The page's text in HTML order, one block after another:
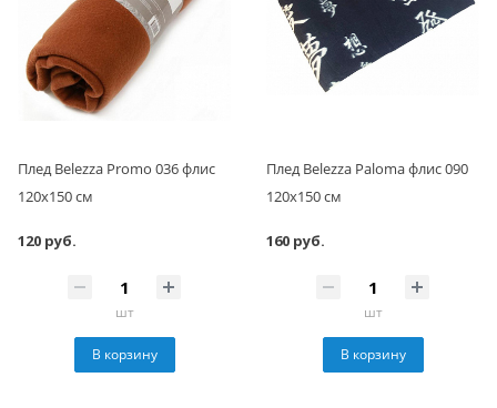
Плед Belezza Promo 036 флис
120х150 см
120 руб.
шт
В корзину
Плед Belezza Paloma флис 090
120х150 см
160 руб.
шт
В корзину